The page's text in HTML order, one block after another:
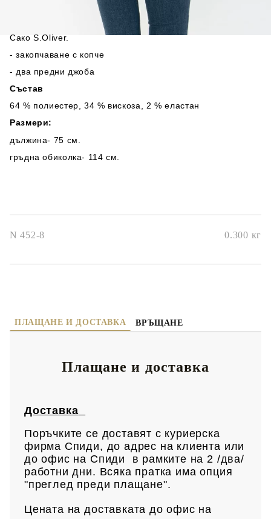
Сако S.Oliver.
- закопчаване с копче
- два предни джоба
Състав
64 % полиестер, 34 % вискоза, 2 % еластан
Размери:
дължина- 75 см.
гръдна обиколка- 114 см.
N 452-8 0.300 кг
ПЛАЩАНЕ И ДОСТАВКА ВРЪЩАНЕ
Плащане и доставка
Доставка
Поръчките се доставят с куриерска
фирма Спиди, до адрес на клиента или
до офис на Спиди в рамките на 2 /два/
работни дни. Всяка пратка има опция
"преглед преди плащане".
Цената на доставката до офис на